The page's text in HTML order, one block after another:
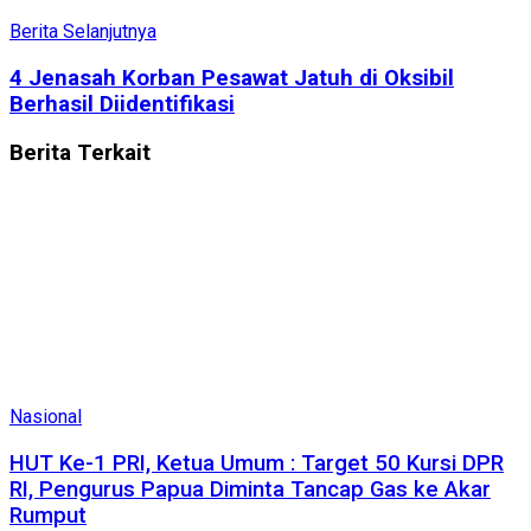
Berita Selanjutnya
4 Jenasah Korban Pesawat Jatuh di Oksibil
Berhasil Diidentifikasi
Berita Terkait
Nasional
HUT Ke-1 PRI, Ketua Umum : Target 50 Kursi DPR
RI, Pengurus Papua Diminta Tancap Gas ke Akar
Rumput